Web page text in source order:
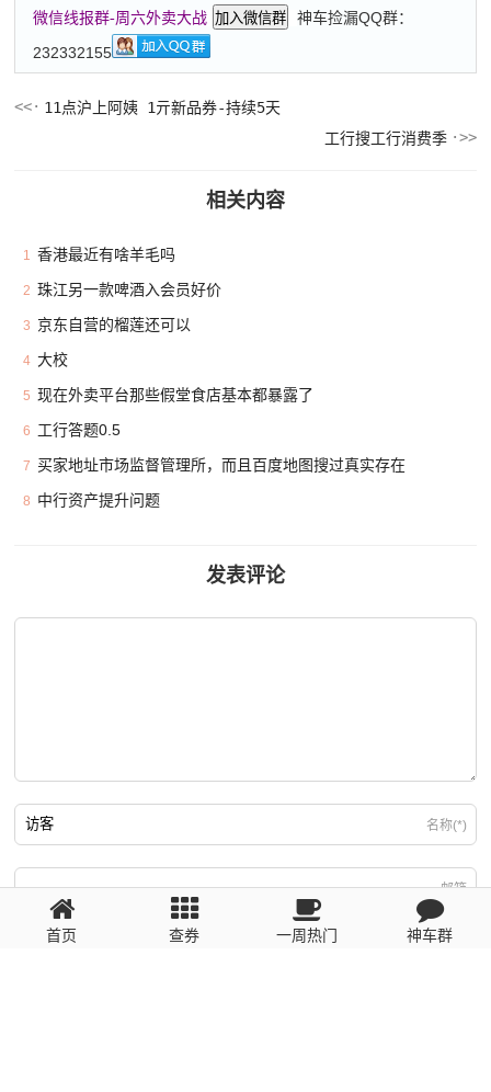
微信线报群-周六外卖大战 加入微信群
神车捡漏QQ群：
232332155
11点沪上阿姨 1亓新品券-持续5天
工行搜工行消费季
相关内容
1 香港最近有啥羊毛吗
2 珠江另一款啤酒入会员好价
3 京东自营的榴莲还可以
4 大校
5 现在外卖平台那些假堂食店基本都暴露了
6 工行答题0.5
7 买家地址市场监督管理所，而且百度地图搜过真实存在
8 中行资产提升问题
发表评论
名称(*)
邮箱
回复需填写必要信息
首页 查券 一周热门 神车群